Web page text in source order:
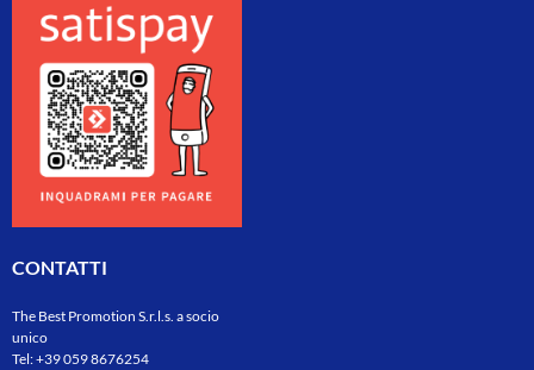
CONTATTI
The Best Promotion S.r.l.s. a socio
unico
Tel:+39 059 8676254